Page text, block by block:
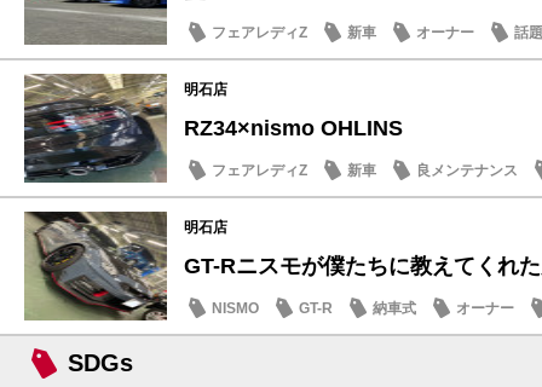
フェアレディZ 新車 オーナー 話
明石店
RZ34×nismo OHLINS
フェアレディZ 新車 良メンテナンス
明石店
GT-Rニスモが僕たちに教えてくれ
NISMO GT-R 納車式 オーナー
SDGs